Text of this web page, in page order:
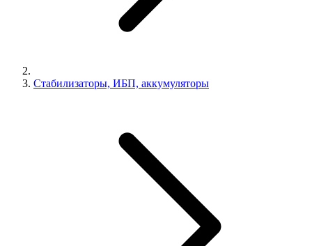
Стабилизаторы, ИБП, аккумуляторы